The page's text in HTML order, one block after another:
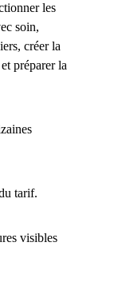
les
soin,
créer la
préparer la
tarif.
visibles